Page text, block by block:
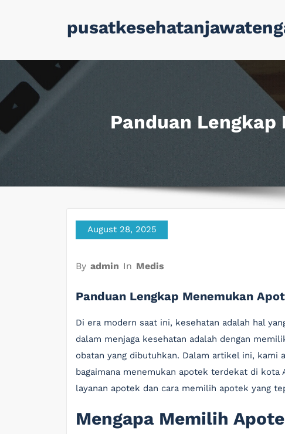
Panduan
August 28, 2025
By admin In Medis
Panduan Lengkap Menemukan
Di era modern saat ini, kesehatan adalah hal
dalam menjaga kesehatan adalah dengan
obatan yang dibutuhkan. Dalam artikel ini, kami
bagaimana menemukan apotek terdekat di
layanan apotek dan cara memilih apotek yang
Mengapa Memilih